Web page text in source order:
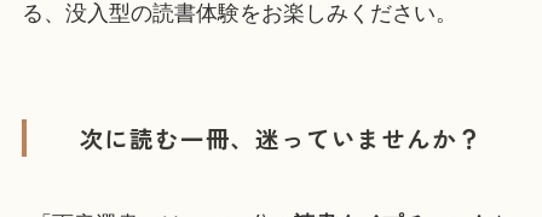
る、没入型の読書体験をお楽しみください。
次に読む一冊、迷っていませんか？